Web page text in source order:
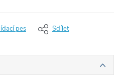
pes Sdílet